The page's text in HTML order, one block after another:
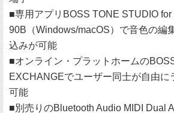
■専用アプリBOSS TONE STUDIO for
90B（Windows/macOS）で音色の編
込みが可能
■オンライン・プラットホームの
EXCHANGEでユーザー同士が自由に
可能
■別売りのBluetooth Audio MIDI Dual